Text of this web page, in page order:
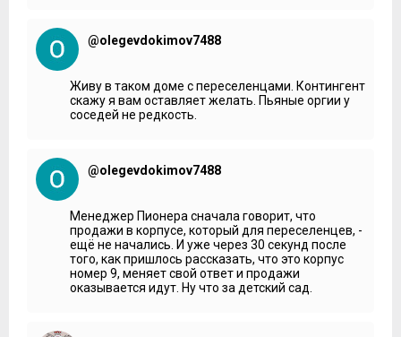
Мария Фёдорова:Вы в садик еще ходите или уже в
школу?
Жительница:Нет, на следующий год в школу.
Мария Фёдорова: А в садик куда ходите?
Мария Фёдорова:А как здесь с местами? Хватает на
всех жителей?
Жительница:
Нет, как появилось место, то…
Мария Фёдорова:Льготники?
Жительница:Да, льготники. А так долго ждать.
Мария Фёдорова:То есть, с садиками здесь не очень?
@olegevdokimov7488
Живу в таком доме с переселенцами. Контингент
скажу я вам оставляет желать. Пьяные оргии у
соседей не редкость.
@olegevdokimov7488
Менеджер Пионера сначала говорит, что
продажи в корпусе, который для переселенцев, -
ещё не начались. И уже через 30 секунд после
того, как пришлось рассказать, что это корпус
номер 9, меняет свой ответ и продажи
оказывается идут. Ну что за детский сад.